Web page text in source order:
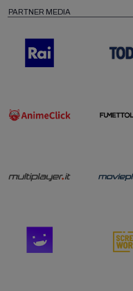
PARTNER MEDIA